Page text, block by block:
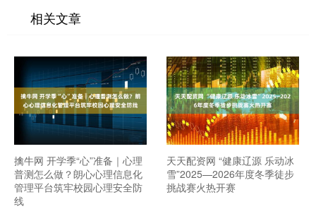
相关文章
擒牛网 开学季“心”准备｜心理
普测怎么做？朗心心理信息化
管理平台筑牢校园心理安全防
线
天天配资网 “健康辽源 乐动冰
雪”2025—2026年度冬季徒步
挑战赛火热开赛